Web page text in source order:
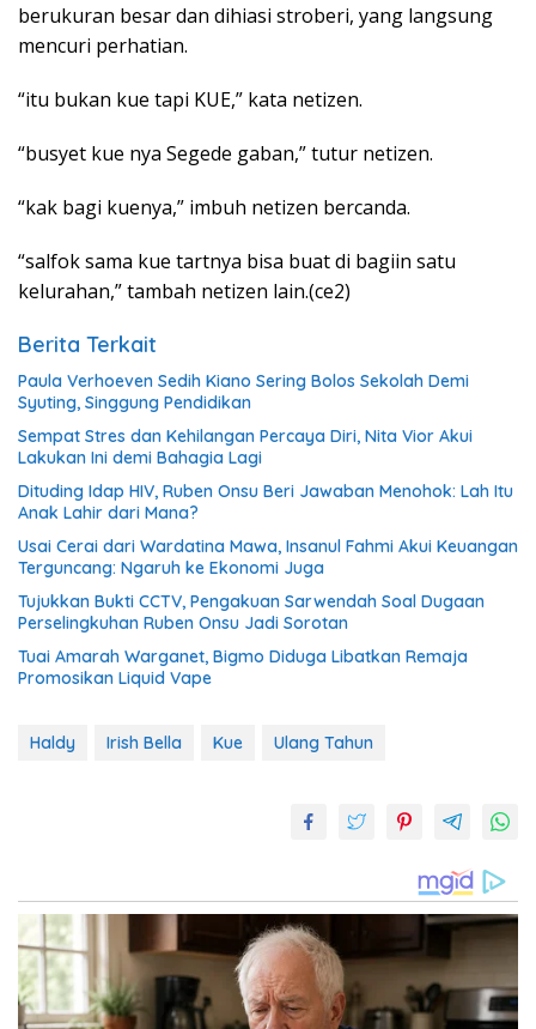
berukuran besar dan dihiasi stroberi, yang langsung
mencuri perhatian.
“itu bukan kue tapi KUE,” kata netizen.
“busyet kue nya Segede gaban,” tutur netizen.
“kak bagi kuenya,” imbuh netizen bercanda.
“salfok sama kue tartnya bisa buat di bagiin satu
kelurahan,” tambah netizen lain.(ce2)
Berita Terkait
Paula Verhoeven Sedih Kiano Sering Bolos Sekolah Demi
Syuting, Singgung Pendidikan
Sempat Stres dan Kehilangan Percaya Diri, Nita Vior Akui
Lakukan Ini demi Bahagia Lagi
Dituding Idap HIV, Ruben Onsu Beri Jawaban Menohok: Lah Itu
Anak Lahir dari Mana?
Usai Cerai dari Wardatina Mawa, Insanul Fahmi Akui Keuangan
Terguncang: Ngaruh ke Ekonomi Juga
Tujukkan Bukti CCTV, Pengakuan Sarwendah Soal Dugaan
Perselingkuhan Ruben Onsu Jadi Sorotan
Tuai Amarah Warganet, Bigmo Diduga Libatkan Remaja
Promosikan Liquid Vape
Haldy Irish Bella Kue Ulang Tahun